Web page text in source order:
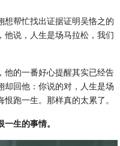
想帮忙找出证据证明吴恪之的
他说，人生是场马拉松，我们
他的一番好心提醒其实已经告
却回他：你说的对，人生是场
跑一生。那样真的太累了。
生的事情。